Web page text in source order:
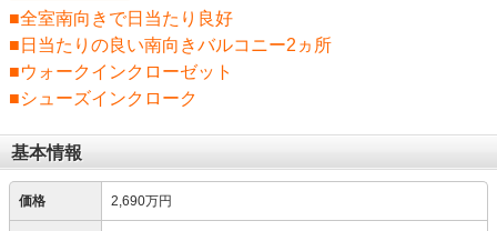
■全室南向きで日当たり良好
■日当たりの良い南向きバルコニー2ヵ所
■ウォークインクローゼット
■シューズインクローク
基本情報
価格 2,690万円